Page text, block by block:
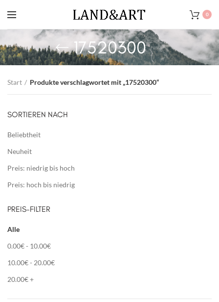
0
17520300
Start Produkte verschlagwortet mit „17520300“
SORTIEREN NACH
Beliebtheit
Neuheit
Preis: niedrig bis hoch
Preis: hoch bis niedrig
PREIS-FILTER
Alle
0.00€- 10.00€
10.00€- 20.00€
20.00€+